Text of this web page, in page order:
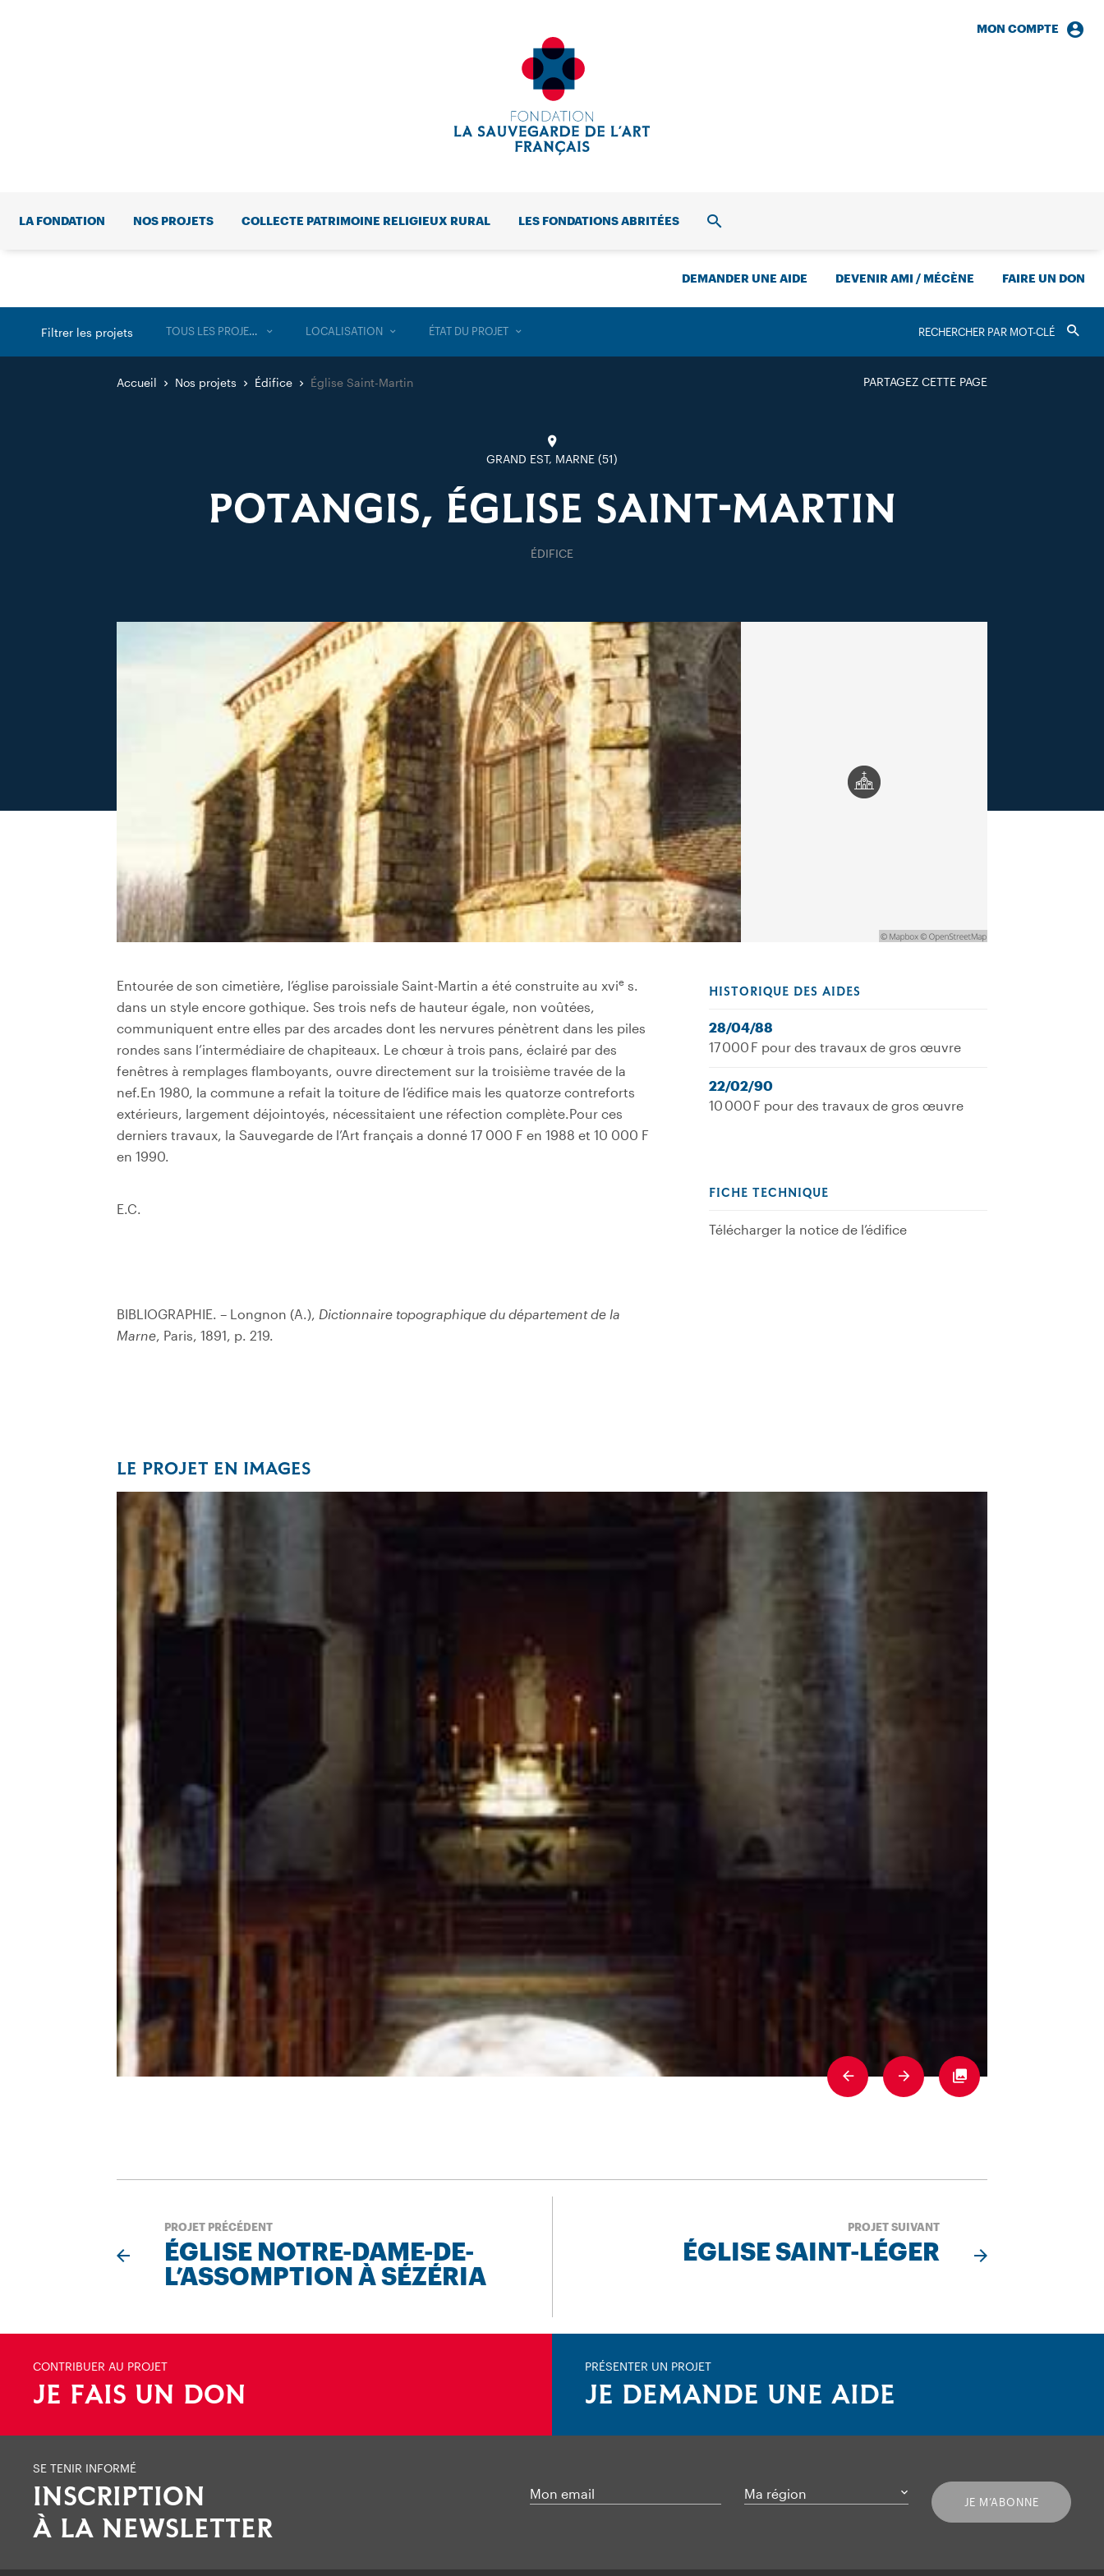
MON COMPTE
LA FONDATION NOS PROJETS COLLECTE PATRIMOINE RELIGIEUX RURAL LES FONDATIONS ABRITÉES RECHERCHE
DEMANDER UNE AIDE DEVENIR AMI / MÉCÈNE FAIRE UN DON
Filtrer les projets
Valider
TOUS LES PROJETS LOCALISATION ÉTAT DU PROJET
PARTAGEZ CETTE PAGE
Accueil Nos projets Édifice Église Saint-Martin
GRAND EST, MARNE (51)
POTANGIS, ÉGLISE SAINT-MARTIN
ÉDIFICE
Entourée de son cimetière, l’église paroissiale Saint-Martin a été construite au xvie s.
dans un style encore gothique. Ses trois nefs de hauteur égale, non voûtées,
communiquent entre elles par des arcades dont les nervures pénètrent dans les piles
rondes sans l’intermédiaire de chapiteaux. Le chœur à trois pans, éclairé par des
fenêtres à remplages flamboyants, ouvre directement sur la troisième travée de la
nef.En 1980, la commune a refait la toiture de l’édifice mais les quatorze contreforts
extérieurs, largement déjointoyés, nécessitaient une réfection complète.Pour ces
derniers travaux, la Sauvegarde de l’Art français a donné 17 000 F en 1988 et 10 000 F
en 1990.
E.C.
BIBLIOGRAPHIE. – Longnon (A.), Dictionnaire topographique du département de la
Marne, Paris, 1891, p. 219.
HISTORIQUE DES AIDES
28/04/88
17 000 F pour des travaux de gros œuvre
22/02/90
10 000 F pour des travaux de gros œuvre
FICHE TECHNIQUE
Télécharger la notice de l’édifice
LE PROJET EN IMAGES
PreviousNext Fullscreen
PROJET PRÉCÉDENT
ÉGLISE NOTRE-DAME-DE-
L’ASSOMPTION À SÉZÉRIA
PROJET SUIVANT
ÉGLISE SAINT-LÉGER
CONTRIBUER AU PROJET
JE FAIS UN DON
PRÉSENTER UN PROJET
JE DEMANDE UNE AIDE
SE TENIR INFORMÉ
INSCRIPTION
À LA NEWSLETTER
Mon email Ma région
JE M’ABONNE